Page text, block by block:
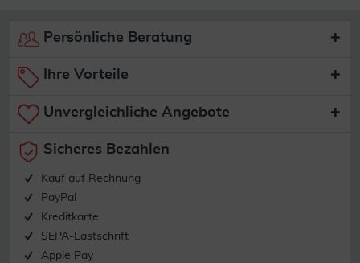
Persönliche Beratung
Ihre Vorteile
Unvergleichliche Angebote
Sicheres Bezahlen
Kauf auf Rechnung
PayPal
Kreditkarte
SEPA-Lastschrift
Apple Pay